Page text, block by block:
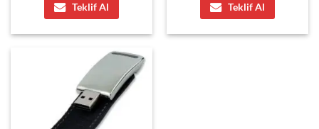
Teklif Al Teklif Al